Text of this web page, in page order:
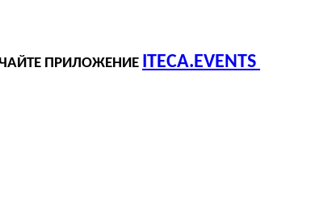
ПРИЛОЖЕНИЕ ITECA.EVENTS